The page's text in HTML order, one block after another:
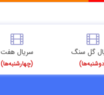
گل سنگ سریال هفت
(چهارشنبه‌ها)